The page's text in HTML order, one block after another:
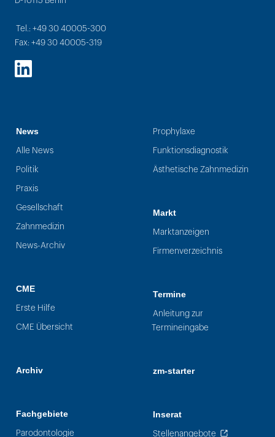
Tel.: +49 30 40005-300
Fax: +49 30 40005-319
LinkedIn
News
Alle News
Politik
Praxis
Gesellschaft
Zahnmedizin
News-Archiv
CME
Erste Hilfe
CME Übersicht
Archiv
Fachgebiete
Parodontologie
Prophylaxe
Funktionsdiagnostik
Ästhetische Zahnmedizin
Markt
Marktanzeigen
Firmenverzeichnis
Termine
Anleitung zur
Termineingabe
zm-starter
Inserat
Stellenangebote